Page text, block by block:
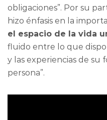
obligaciones”. Por su
hizo énfasis en la
el espacio de la vida
fluido entre lo que
y las experiencias de su
persona”.